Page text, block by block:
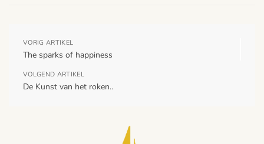
VORIG ARTIKEL
The sparks of happiness
VOLGEND ARTIKEL
De Kunst van het roken..